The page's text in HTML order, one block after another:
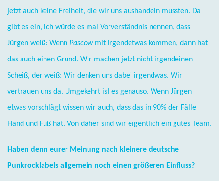
jetzt auch keine Freiheit, die wir uns aushandeln mussten. Da
gibt es ein, ich würde es mal Vorverständnis nennen, dass
Jürgen weiß: Wenn Pascow mit irgendetwas kommen, dann hat
das auch einen Grund. Wir machen jetzt nicht irgendeinen
Scheiß, der weiß: Wir denken uns dabei irgendwas. Wir
vertrauen uns da. Umgekehrt ist es genauso. Wenn Jürgen
etwas vorschlägt wissen wir auch, dass das in 90% der Fälle
Hand und Fuß hat. Von daher sind wir eigentlich ein gutes Team.
Haben denn eurer Meinung nach kleinere deutsche
Punkrocklabels allgemein noch einen größeren Einfluss?